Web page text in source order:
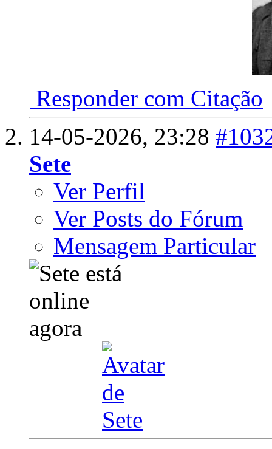
Responder com Citação
14-05-2026, 23:28
Sete
Ver Perfil
Ver Posts do Fórum
Mensagem Particular